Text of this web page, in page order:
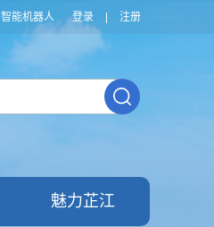
智能机器人 登录 注册
魅力芷江